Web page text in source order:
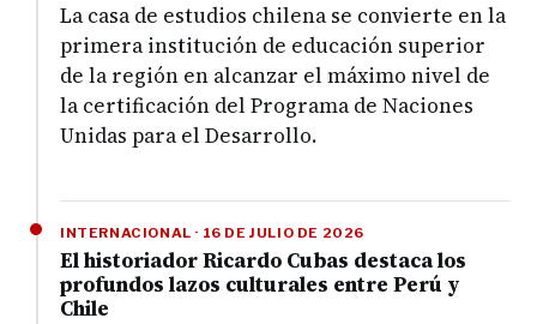
La casa de estudios chilena se convierte en la
primera institución de educación superior
de la región en alcanzar el máximo nivel de
la certificación del Programa de Naciones
Unidas para el Desarrollo.
INTERNACIONAL · 16 DE JULIO DE 2026
El historiador Ricardo Cubas destaca los
profundos lazos culturales entre Perú y
Chile